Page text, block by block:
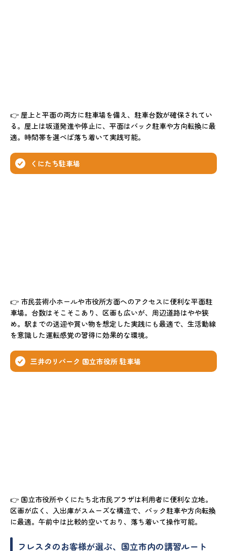
👉 屋上と平面の両方に駐車場を備え、駐車台数が確保されてい
る。屋上は坂道発進や停止に、平面はバック駐車や方向転換に最
適。時間帯を選べば落ち着いて実践可能。
くにたち駐車場
👉 市民芸術小ホールや市役所方面へのアクセスに便利な平面駐
車場。台数はそこそこあり、区画も広いが、周辺道路はやや狭
め。駅までの送迎や買い物を想定した実践にも最適で、生活動線
を意識した運転感覚の習得に効果的な環境。
三井のリパーク 国立市役所 駐車場
👉 国立市役所やくにたち北市民プラザは利用者に便利な立地。
区画が広く、入出庫がスムーズな構造で、バック駐車や方向転換
に最適。午前中は比較的空いており、落ち着いて操作可能。
フレスタのお客様が選ぶ、国立市内の講習ルート